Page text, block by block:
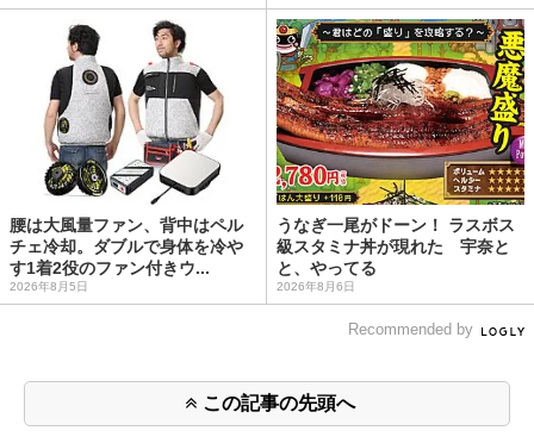
腰は大風量ファン、背中はペル
チェ冷却。ダブルで身体を冷や
す1着2役のファン付きウ...
2026年8月5日
うなぎ一尾がドーン！ ラスボス
級スタミナ丼が現れた 宇奈と
と、やってる
2026年8月6日
Recommended by
この記事の先頭へ